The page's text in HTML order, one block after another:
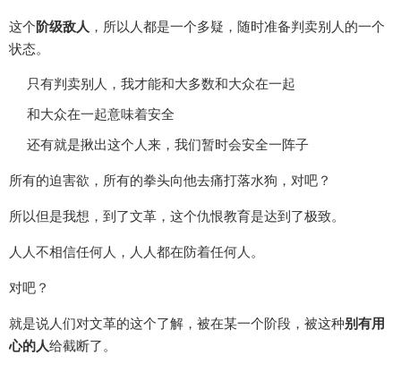
这个阶级敌人 ，所以人都是一个多疑，随时准备判卖别人的一个
状态。
只有判卖别人，我才能和大多数和大众在一起
和大众在一起意味着安全
还有就是揪出这个人来，我们暂时会安全一阵子
所有的迫害欲，所有的拳头向他去痛打落水狗，对吧？
所以但是我想，到了文革，这个仇恨教育是达到了极致。
人人不相信任何人，人人都在防着任何人。
对吧？
就是说人们对文革的这个了解，被在某一个阶段，被这种别有用
心的人给截断了。